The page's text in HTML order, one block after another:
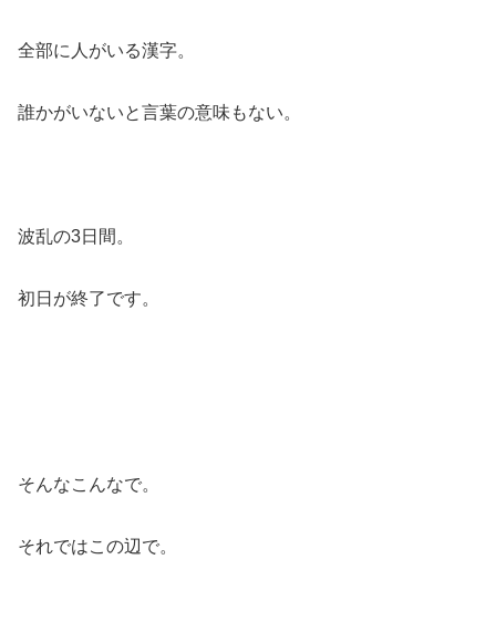
全部に人がいる漢字。
誰かがいないと言葉の意味もない。
波乱の3日間。
初日が終了です。
そんなこんなで。
それではこの辺で。